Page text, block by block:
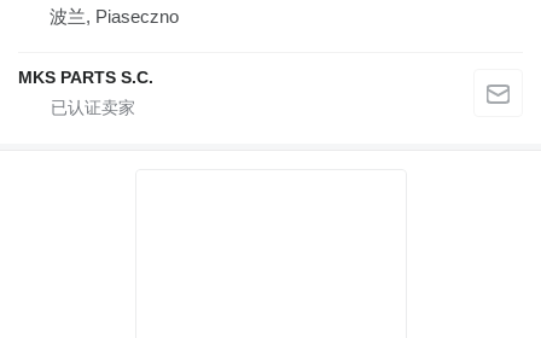
波兰, Piaseczno
MKS PARTS S.C.